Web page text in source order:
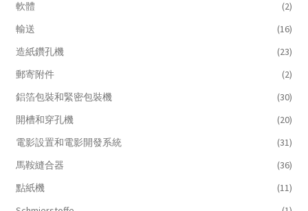
軟體
(2)
輸送
(16)
造紙鑽孔機
(23)
郵寄附件
(2)
鋁箔包裝和緊密包裝機
(30)
開槽和穿孔機
(20)
電影設置和電影開發系統
(31)
馬鞍縫合器
(36)
點紙機
(11)